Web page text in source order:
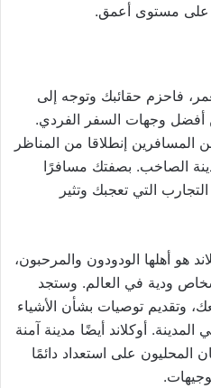
على مستوى أعمق.
فاحزم حقائبك وتوجه إلى
من أفضل وجهات السفر الفردي.
إنطلاقا من المناظر
الصاخب. بصفتك مسافرًا
التي تعجبك وتثير
هو أهلها الودودون والمرحبون،
ودية في العالم. وستجد
وتقديم توصيات بشأن الأشياء
المدينة. أوكلاند أيضًا مدينة آمنة
المحليون على استعداد دائمًا